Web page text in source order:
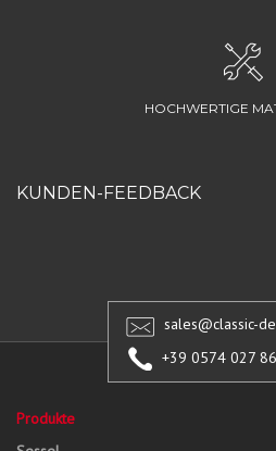
HOCHWERTIGE
KUNDEN-FEEDBACK
sales@classic-
+39 0574 027
Produkte